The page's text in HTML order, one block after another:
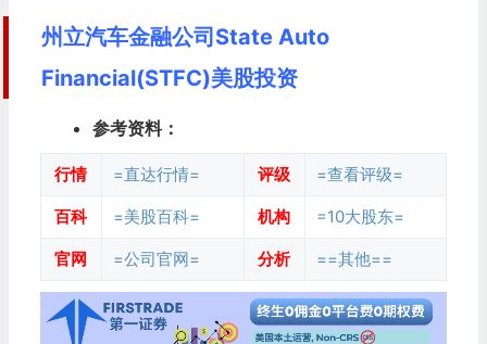
州立汽车金融公司State Auto
Financial(STFC)美股投资
参考资料：
行情 =直达行情= 评级 =查看评级=
百科 =美股百科= 机构 =10大股东=
官网 =公司官网= 分析 ==其他==